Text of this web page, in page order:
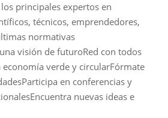
principales expertos en
técnicos, emprendedores,
normativas
visión de futuroRed con todos
verde y circularFórmate
en conferencias y
nuevas ideas e